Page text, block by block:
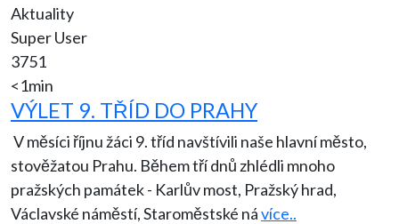
Aktuality
Super User
3751
<1min
VÝLET 9. TŘÍD DO PRAHY
V měsíci říjnu žáci 9. tříd navštívili naše hlavní město,
stověžatou Prahu. Během tří dnů zhlédli mnoho
pražských památek - Karlův most, Pražský hrad,
Václavské náměstí, Staroměstské návíce..